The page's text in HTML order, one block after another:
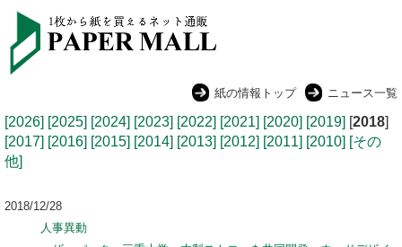
紙の情報トップ ニュース一覧
[2026] [2025] [2024] [2023] [2022] [2021] [2020] [2019] [2018]
[2017] [2016] [2015] [2014] [2013] [2012] [2011] [2010] [その
他]
2018/12/28
人事異動